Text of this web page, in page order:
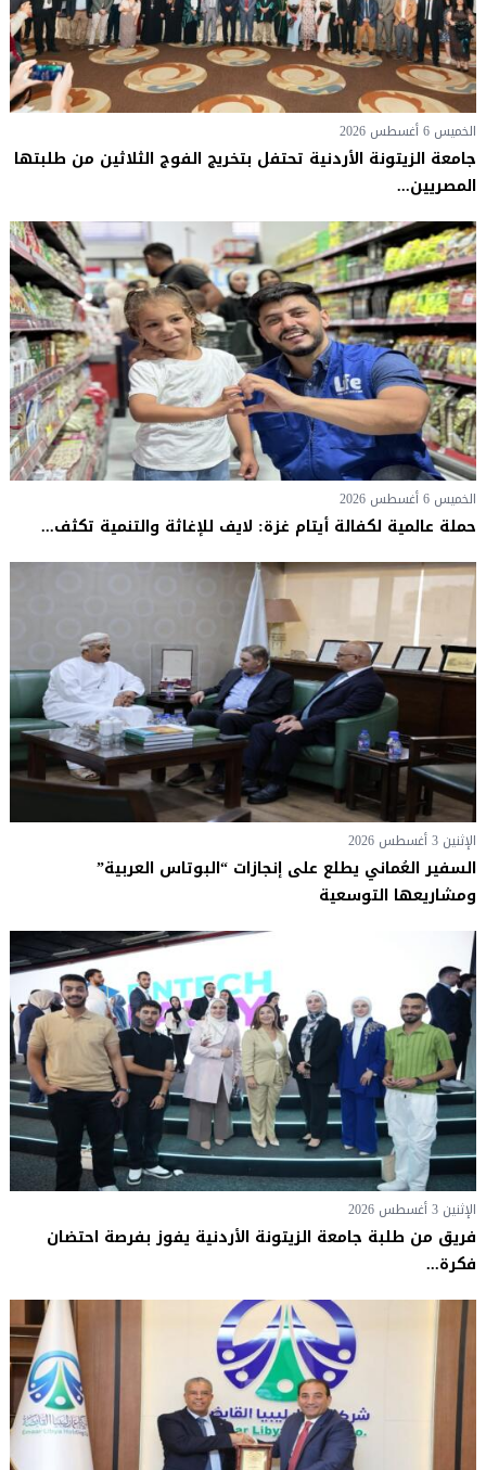
الخميس 6 أغسطس 2026
جامعة الزيتونة الأردنية تحتفل بتخريج الفوج الثلاثين من طلبتها
المصريين...
الخميس 6 أغسطس 2026
حملة عالمية لكفالة أيتام غزة: لايف للإغاثة والتنمية تكثف...
الإثنين 3 أغسطس 2026
السفير العُماني يطلع على إنجازات “البوتاس العربية”
ومشاريعها التوسعية
الإثنين 3 أغسطس 2026
فريق من طلبة جامعة الزيتونة الأردنية يفوز بفرصة احتضان
فكرة...